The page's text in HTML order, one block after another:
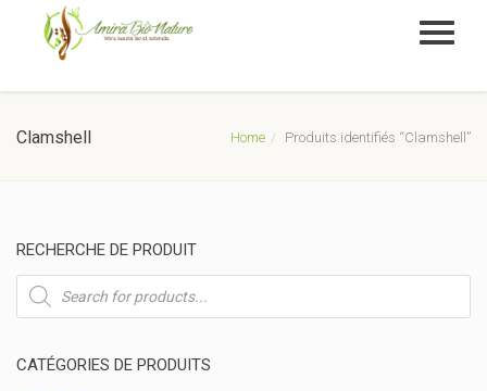
Clamshell Home Produits identifiés “Clamshell”
RECHERCHE DE PRODUIT
Recherche
de
produits
CATÉGORIES DE PRODUITS